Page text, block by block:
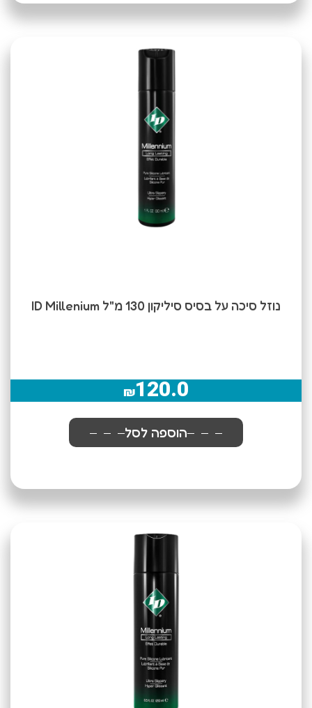
נוזל סיכה על בסיס סיליקון 130 מ"ל ID Millenium
₪120.0
הוספה לסל